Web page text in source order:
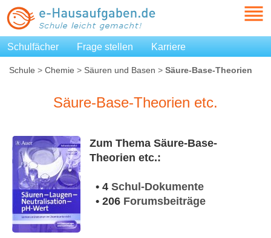
Schulfächer Frage stellen Karriere
Schule > Chemie > Säuren und Basen > Säure-Base-Theorien
Säure-Base-Theorien etc.
Zum Thema Säure-Base-
Theorien etc.:
• 4 Schul-Dokumente
• 206 Forumsbeiträge